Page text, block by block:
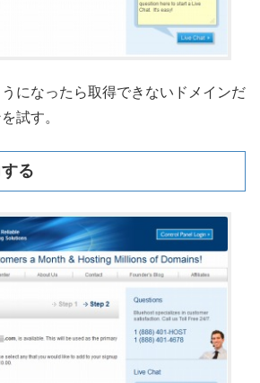
になったら取得できないドメインだ
試す。
る